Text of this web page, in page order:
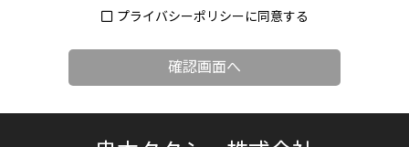
プライバシーポリシーに同意する